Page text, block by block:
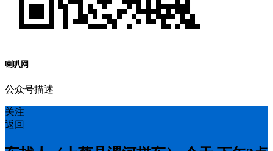
喇叭网
公众号描述
关注
返回